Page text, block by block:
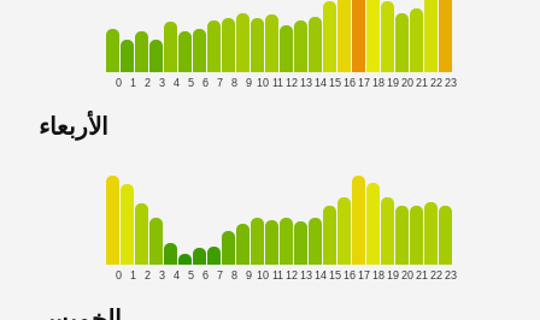
0 1 2 3 4 5 6 7 8 9 10 11 12 13 14 15 16 17 18 19 20 21 22 23
الأربعاء
0 1 2 3 4 5 6 7 8 9 10 11 12 13 14 15 16 17 18 19 20 21 22 23